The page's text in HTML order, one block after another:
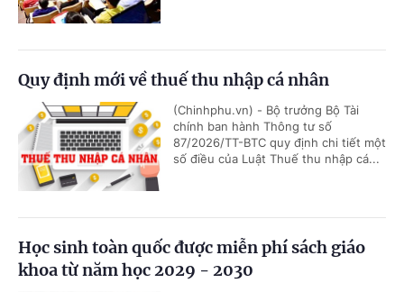
Quy định mới về thuế thu nhập cá nhân
(Chinhphu.vn) - Bộ trưởng Bộ Tài
chính ban hành Thông tư số
87/2026/TT-BTC quy định chi tiết một
số điều của Luật Thuế thu nhập cá...
Học sinh toàn quốc được miễn phí sách giáo
khoa từ năm học 2029 - 2030